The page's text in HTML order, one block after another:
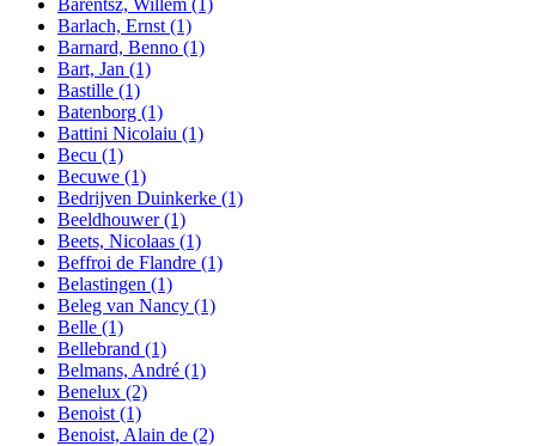
Barentsz, Willem (1)
Barlach, Ernst (1)
Barnard, Benno (1)
Bart, Jan (1)
Bastille (1)
Batenborg (1)
Battini Nicolaiu (1)
Becu (1)
Becuwe (1)
Bedrijven Duinkerke (1)
Beeldhouwer(1)
Beets, Nicolaas (1)
Beffroi de Flandre (1)
Belastingen (1)
Beleg van Nancy (1)
Belle (1)
Bellebrand (1)
Belmans, André (1)
Benelux (2)
Benoist (1)
Benoist, Alain de (2)